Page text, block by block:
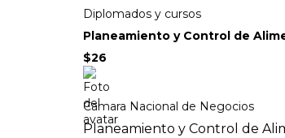
Diplomados y cursos
Planeamiento y Control de
$26
Camara Nacional de Negocios
Planeamiento y Control de